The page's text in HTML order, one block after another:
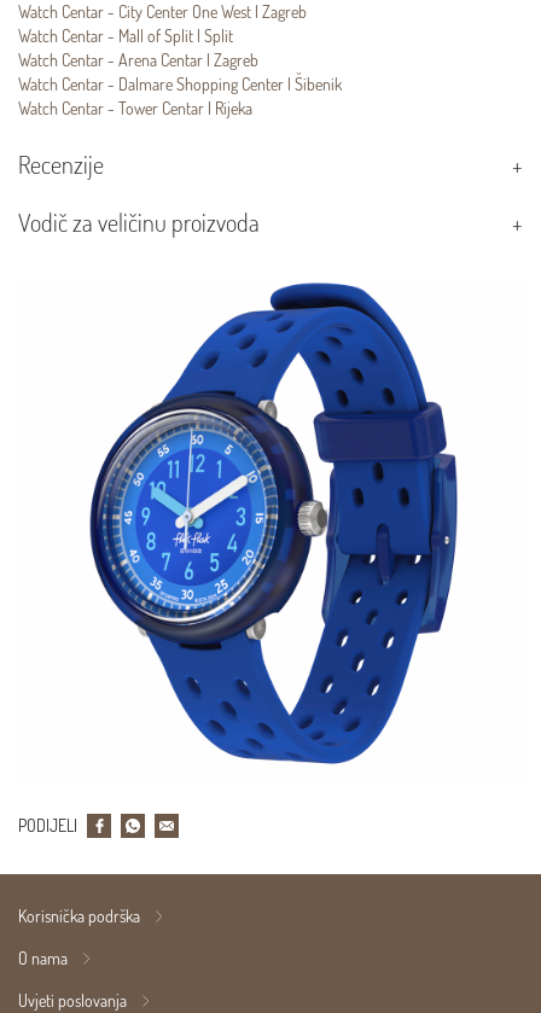
Watch Centar - City Center One West | Zagreb
Watch Centar - Mall of Split | Split
Watch Centar - Arena Centar | Zagreb
Watch Centar - Dalmare Shopping Center | Šibenik
Watch Centar - Tower Centar | Rijeka
Recenzije
Vodič za veličinu proizvoda
PODIJELI
Korisnička podrška
O nama
Uvjeti poslovanja